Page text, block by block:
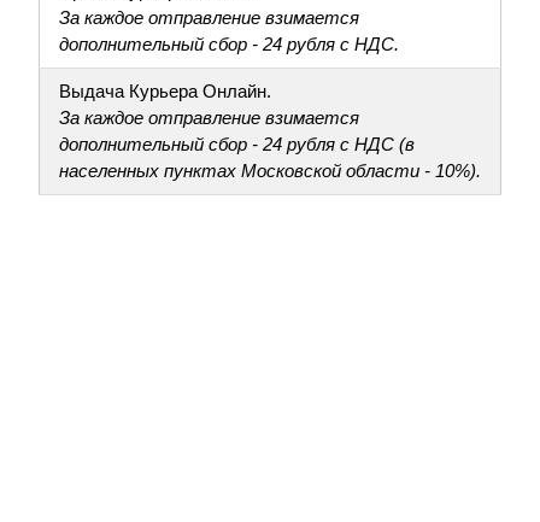
За каждое отправление взимается
дополнительный сбор - 24 рубля с НДС.
Выдача Курьера Онлайн.
За каждое отправление взимается
дополнительный сбор - 24 рубля с НДС (в
населенных пунктах Московской области - 10%).